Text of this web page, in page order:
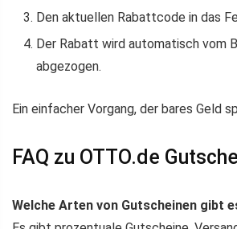
Den aktuellen Rabattcode in das
Der Rabatt wird automatisch vom
abgezogen.
Ein einfacher Vorgang, der bares Geld
FAQ zu OTTO.de
Welche Arten von Gutscheinen gibt